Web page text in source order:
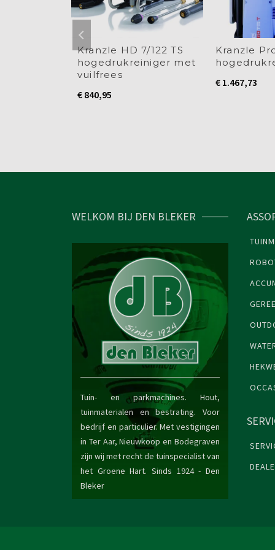
Kranzle HD 7/122 TS
hogedrukreiniger met
vuilfrees
€ 840,95
Kranzle
€ 1.467,73
WELKOM BIJ DEN BLEKER
Tuin- en parkmachines. Hout,
tuinmaterialen en bestrating. Voor
bedrijf en particulier. Met vestigingen
in Ter Aar, Nieuwkoop en Bodegraven
zijn wij met recht de tuinspecialist van
het Groene Hart. Sinds 1924 - Den
Bleker